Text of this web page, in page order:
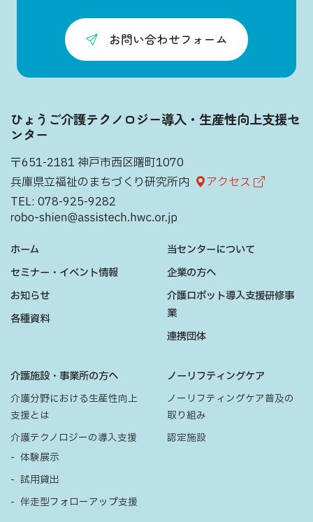
お問い合わせフォーム
ひょうご介護テクノロジー導入・生産性向上支援セ
ンター
〒651-2181 神戸市西区曙町1070
兵庫県立福祉のまちづくり研究所内
アクセス
TEL: 078-925-9282
ホーム
セミナー・イベント情報
お知らせ
各種資料
当センターについて
企業の方へ
介護ロボット導入支援研修事
業
連携団体
介護施設・事業所の方へ
介護分野における生産性向上
支援とは
介護テクノロジーの導入支援
体験展示
試用貸出
伴走型フォローアップ支援
ノーリフティングケア
ノーリフティングケア普及の
取り組み
認定施設